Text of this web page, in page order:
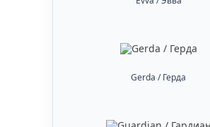
Gerda / Герда